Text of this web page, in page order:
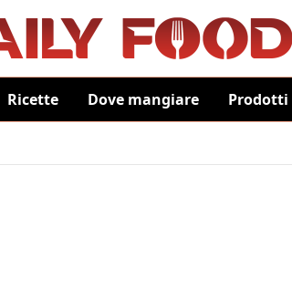
Ricette Dove mangiare Prodotti